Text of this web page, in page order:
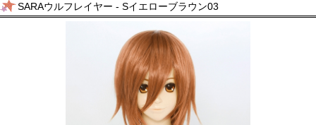
SARAウルフレイヤー - Sイエローブラウン03